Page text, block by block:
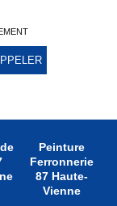
Peinture
Ferronnerie
87 Haute-
Vienne